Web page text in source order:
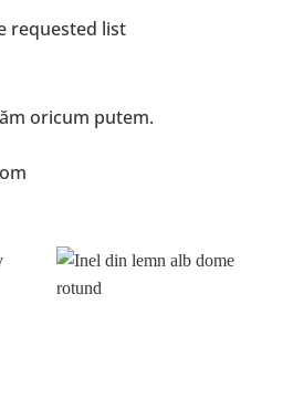
requested list
oricum putem.